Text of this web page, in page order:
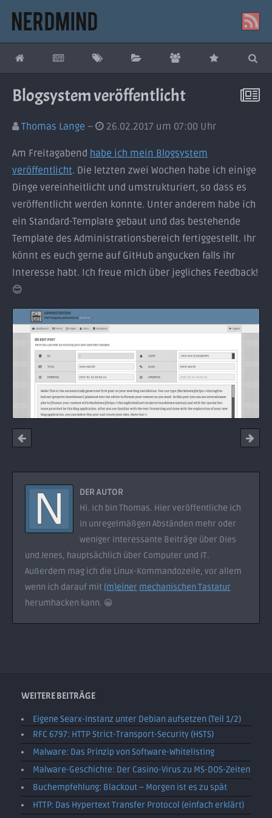
Blogsystem veröffentlicht
Thomas Lange 26.02.2017 um 07:00 Uhr
Am Freitagabend habe ich mein Blogsystem
veröffentlicht. Die letzten zwei Wochen habe ich einige
Dinge vereinheitlicht und umstrukturiert, so dass es
veröffentlicht werden konnte. Unter anderem habe ich
ein Standard-Template gebaut und das bestehende
Template des Administrationsbereich fertiggestellt. Ihr
könnt es euch gerne auf GitHub angucken falls ihr
Interesse habt. Ich freue mich über jegliches Feedback!
😊
DER AUTOR
Hi. Ich bin Thomas. Hier veröffentliche ich
in unregelmäßgen Abständen mehr oder
weniger interessante Beiträge über Dies
und Jenes, hauptsächlich über Computer und IT.
Außerdem mag ich die Linux-Kommandozeile, vor allem
wenn ich darauf mit (m)einer mechanischen Tastatur
herumhacken kann. 😀
WEITERE BEITRÄGE
Eigene Searx-Instanz unter Debian aufsetzen (Teil 1/2)
RFC 6797: HTTP Strict-Transport-Security (HSTS)
Malware: Das Prinzip von Software-Whitelisting
Malware-Geschichte: Der Casino-Virus zu MS-DOS-Zeiten
Buchempfehlung: Blackout – Morgen ist es zu spät
HTTP: Das Hypertext Transfer Protocol (einfach erklärt)